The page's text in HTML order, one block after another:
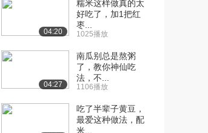
04:20
糯米这样做真的太
好吃了，加1把红
枣...
1025播放
04:27
南瓜别总是熬粥
了，教你神仙吃
法，不...
1106播放
吃了半辈子黄豆，
最爱这种做法，配
米...